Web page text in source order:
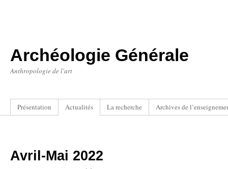
Archéologie Générale
Anthropologie de l'art
Présentation Actualités La recherche Archives de
Avril-Mai 2022